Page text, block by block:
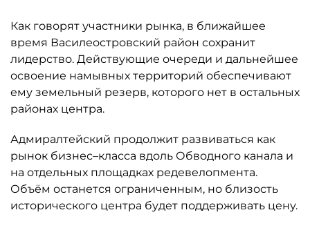
Как говорят участники рынка, в ближайшее
время Василеостровский район сохранит
лидерство. Действующие очереди и дальнейшее
освоение намывных территорий обеспечивают
ему земельный резерв, которого нет в остальных
районах центра.
Адмиралтейский продолжит развиваться как
рынок бизнес–класса вдоль Обводного канала и
на отдельных площадках редевелопмента.
Объём останется ограниченным, но близость
исторического центра будет поддерживать цену.